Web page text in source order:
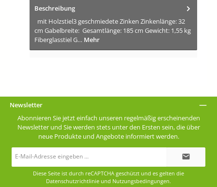
Beschreibung
mit Holzstiel3 geschmiedete Zinken Zinkenlänge: 32
cm Gabelbreite: Gesamtlänge: 185 cm Gewicht: 1,55 kg
Fiberglasstiel G… Mehr
Newsletter
Abonnieren Sie jetzt einfach unseren regelmäßig erscheinenden
Newsletter und Sie werden stets unter den Ersten sein, die über
neue Produkte und Angebote informiert werden.
Diese Seite ist durch reCAPTCHA geschützt und es gelten die
Datenschutzrichtlinie und Nutzungsbedingungen.